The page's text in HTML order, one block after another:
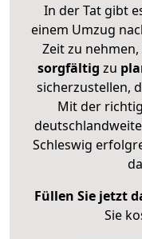
In der Tat gibt
einem Umzug
Zeit zu
sorgfältig zu
sicherzustellen,
Mit der
Schleswig
Füllen Sie jetzt
Sie